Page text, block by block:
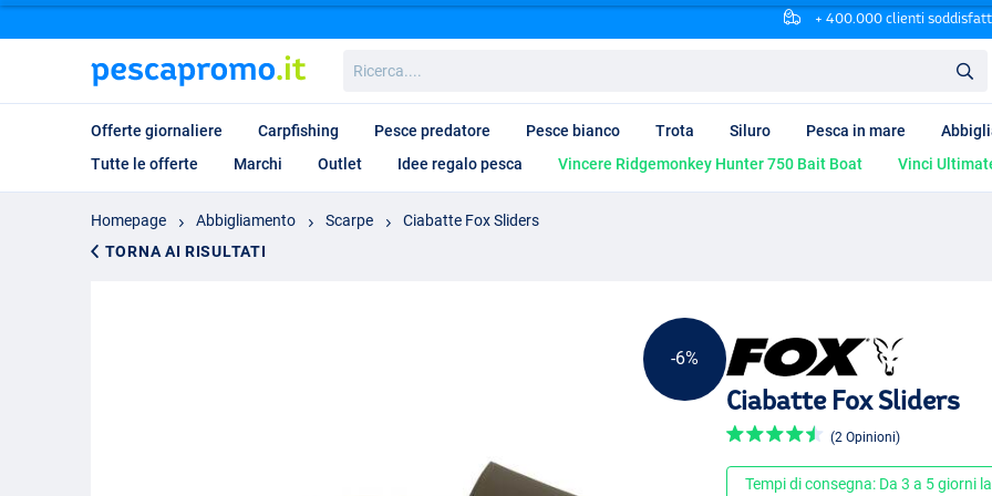
+ 400.000 clienti
Offerte giornaliere Carpfishing Pesce predatore Pesce bianco Trota Siluro Pesca in mare
Tutte le offerte
Marchi Outlet Idee regalo pesca Vincere Ridgemonkey Hunter 750 Bait Boat Vinci
Homepage Abbigliamento Scarpe
Ciabatte Fox Sliders
TORNA AI RISULTATI
-6%
Ciabatte Fox Sliders
(2 Opinioni)
Tempi di consegna: Da 3 a 5 giorni